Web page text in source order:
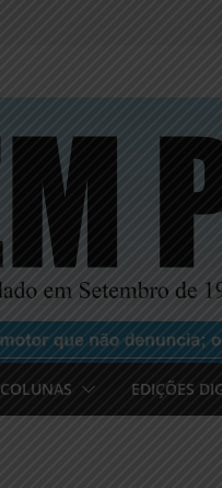
COLUNAS EDIÇÕES